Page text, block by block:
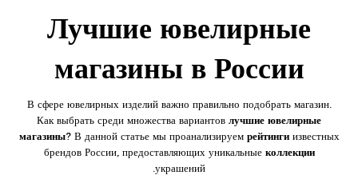
Лучшие ювелирные
магазины в России
В сфере ювелирных изделий важно правильно подобрать магазин.
Как выбрать среди множества вариантов лучшие ювелирные
магазины? В данной статье мы проанализируем рейтингиизвестных
брендов России, предоставляющих уникальные коллекции
украшений.